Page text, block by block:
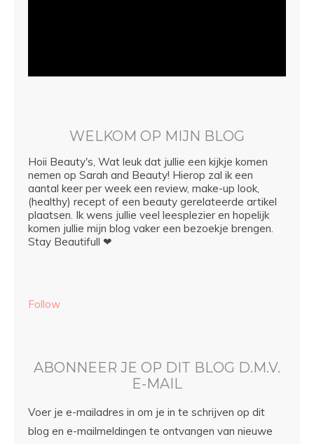
WELKOM OP MIJN BLOG
Hoii Beauty's, Wat leuk dat jullie een kijkje komen
nemen op Sarah and Beauty! Hierop zal ik een
aantal keer per week een review, make-up look,
(healthy) recept of een beauty gerelateerde artikel
plaatsen. Ik wens jullie veel leesplezier en hopelijk
komen jullie mijn blog vaker een bezoekje brengen.
Stay Beautifull ❤
Follow
ABONNEER JE OP DIT BLOG D.M.V.
E-MAIL
Voer je e-mailadres in om je in te schrijven op dit
blog en e-mailmeldingen te ontvangen van nieuwe